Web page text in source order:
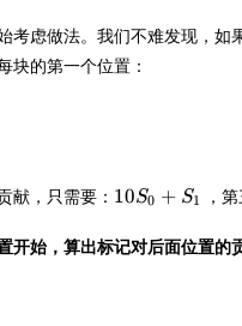
考虑做法。我们不难发现，
块的第一个位置：
献，只需要： 10S_0+S_1
10S0 + S1 ，
开始，算出标记对后面位置的